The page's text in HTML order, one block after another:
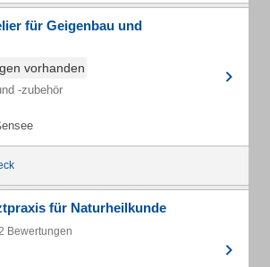
für Geigenbau und
vorhanden
-zubehör
für Naturheilkunde
Bewertungen